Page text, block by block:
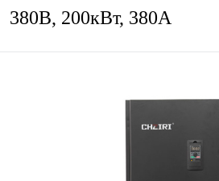
380В, 200кВт, 380А